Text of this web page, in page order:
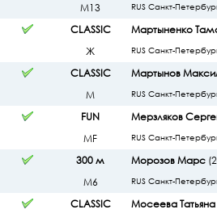
М13
RUS Санкт-
CLASSIC
Ж
Мартыненко
RUS Санкт-
CLASSIC
М
Мартынов
RUS Санкт-
FUN
МF
Мерзляков
RUS Санкт-
300 м
М6
Морозов Марс
RUS Санкт-
CLASSIC
Мосеева Татьяна